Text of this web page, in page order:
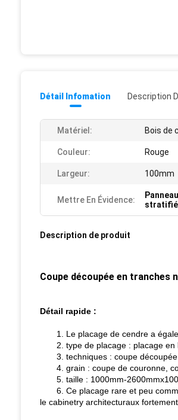
Détail Infomation Description
Matériel: Bois de
Couleur: Rouge
Largeur: 100mm
Mettre En Évidence:
Description de produit
Coupe découpée en tranches
Détail rapide :
1. Le placage de cendre a
2. type de placage : placage
3. techniques : coupe
4. grain : coupe de couronne,
5. taille : 1000mm-
6. Ce placage rare et peu
le cabinetry architecturaux